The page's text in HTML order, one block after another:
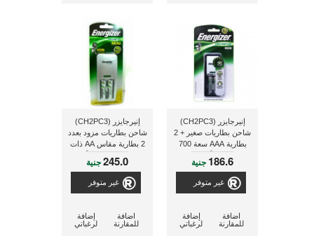
إنيرجايزر (CH2PC3)
شاحن بطاريات صغير + 2
بطارية AAA سعة 700
ملى أمبير
186.6 جنية
غير متوفر
إضافة
لرغباتي
اضافة
للمقارنة
إنيرجايزر (CH2PC3)
شاحن بطاريات مزود بعدد
2 بطارية مقاس AA ذات
سعة 2000 مللى أمبير245.0جنية
غير متوفر
إضافة
لرغباتي
اضافة
للمقارنة